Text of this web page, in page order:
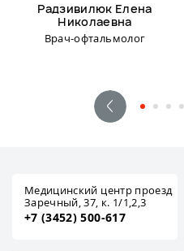
Радзивилюк Елена
Николаевна
Врач-офтальмолог
Медицинский центр проезд
Заречный, 37, к. 1/1,2,3
+7 (3452) 500-617